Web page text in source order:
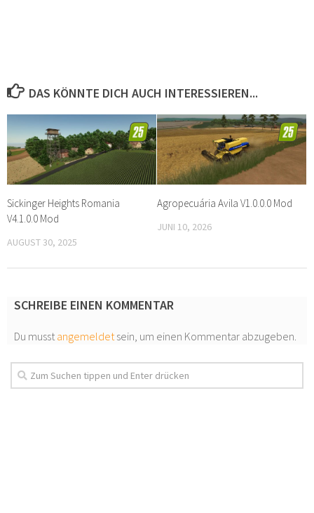
DAS KÖNNTE DICH AUCH INTERESSIEREN...
Sickinger Heights Romania
V4.1.0.0 Mod
AUGUST 30, 2025
Agropecuária Avila V1.0.0.0 Mod
JUNI 10, 2026
SCHREIBE EINEN KOMMENTAR
Du musstangemeldetsein, um einen Kommentar abzugeben.